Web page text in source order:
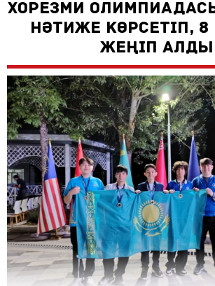
ХОРЕЗМИ
НӘТИЖЕ КӨРСЕТІП,
ЖЕҢІП АЛДЫ